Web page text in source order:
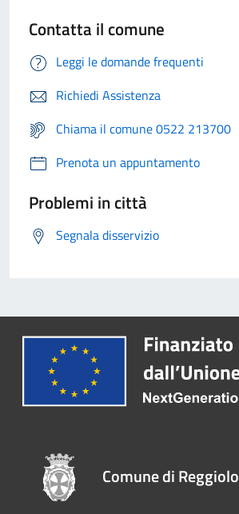
Contatta il comune
Leggi le domande frequenti
Richiedi Assistenza
Chiama il comune 0522 213700
Prenota un appuntamento
Problemi in città
Segnala disservizio
Comune di Reggiolo